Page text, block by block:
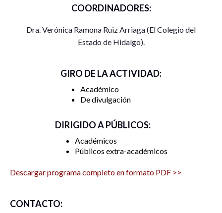
COORDINADORES:
Dra. Verónica Ramona Ruiz Arriaga (El Colegio del
Estado de Hidalgo).
GIRO DE LA ACTIVIDAD:
Académico
De divulgación
DIRIGIDO A PÚBLICOS:
Académicos
Públicos extra-académicos
Descargar programa completo en formato PDF >>
CONTACTO: